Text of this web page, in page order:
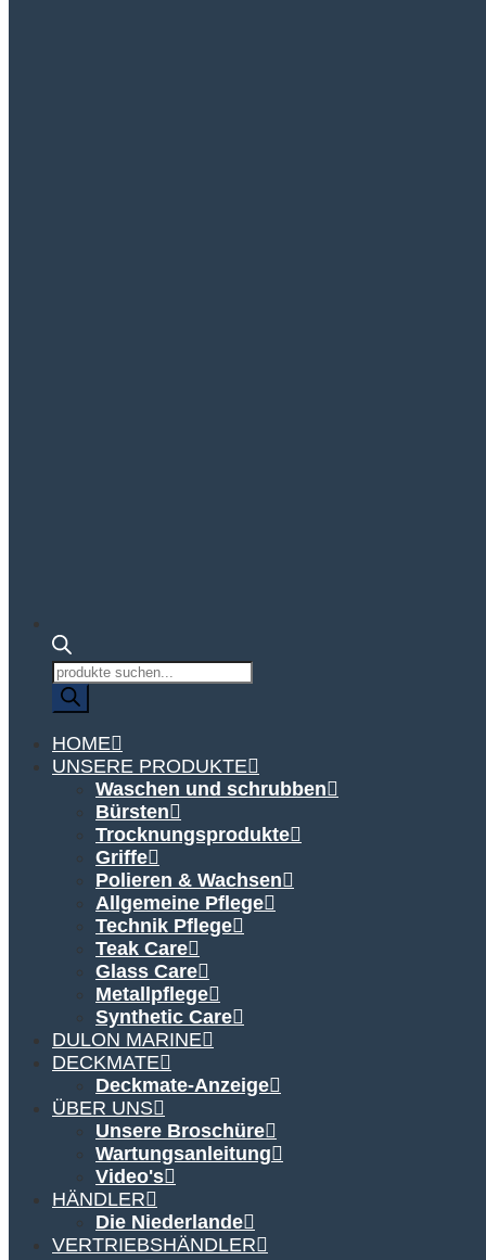
Produktsuche
HOME
UNSERE PRODUKTE
Waschen und schrubben
Bürsten
Trocknungsprodukte
Griffe
Polieren & Wachsen
Allgemeine Pflege
Technik Pflege
Teak Care
Glass Care
Metallpflege
Synthetic Care
DULON MARINE
DECKMATE
Deckmate-Anzeige
ÜBER UNS
Unsere Broschüre
Wartungsanleitung
Video's
HÄNDLER
Die Niederlande
VERTRIEBSHÄNDLER